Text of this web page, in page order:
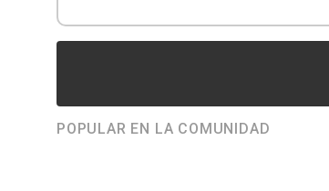
POPULAR EN LA COMUNIDAD